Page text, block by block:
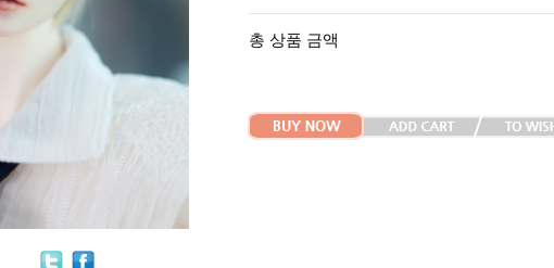
총 상품 금액